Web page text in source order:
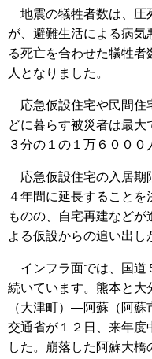
地震の犠牲者数は、圧
が、避難生活による病気
る死亡を合わせた犠牲者
人となりました。
応急仮設住宅や民間住
どに暮らす被災者は最
３分の１の１万６０００
応急仮設住宅の入居期
４年間に延長することを
ものの、自宅再建など
よる仮設からの追い出し
インフラ面では、国道
続いています。熊本と大
（大津町）―阿蘇（阿
交通省が１２日、来年度
した。崩落した阿蘇大